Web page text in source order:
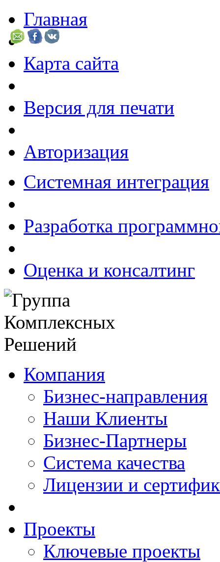
Главная
Карта сайта
Версия для печати
Авторизация
Системная интеграция
Разработка
Оценка и консалтинг
Компания
Бизнес-направления
Наши Клиенты
Бизнес-Партнеры
Система качества
Лицензии и
Проекты
Ключевые проекты